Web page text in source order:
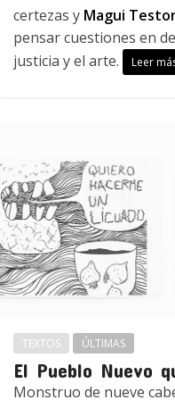
certezas y Magui
pensar cuestiones en
justicia y el arte.
Leer
TEXTOS ÚLTIMAS
El Pueblo Nuevo
Monstruo de nueve